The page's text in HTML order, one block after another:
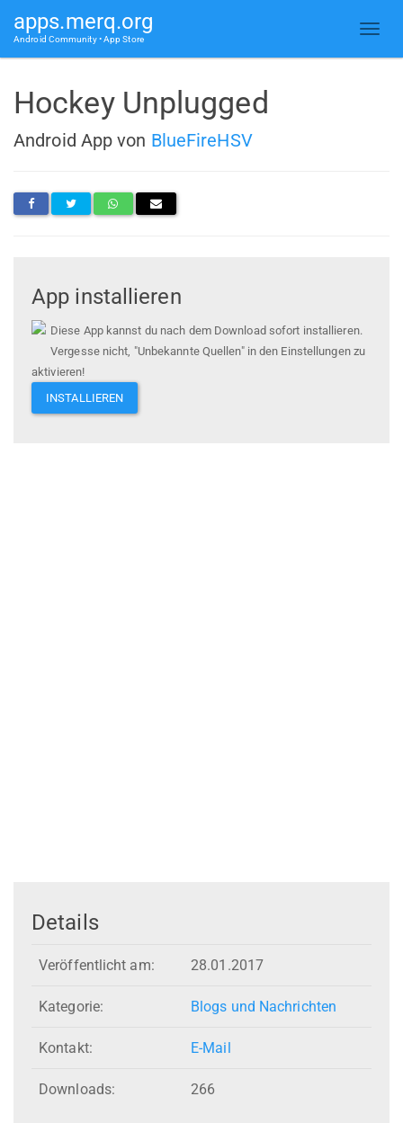
apps.merq.org
Android Community • App Store
Hockey Unplugged
Android App von BlueFireHSV
App installieren
Diese App kannst du nach dem Download sofort installieren.
Vergesse nicht, "Unbekannte Quellen" in den Einstellungen zu
aktivieren!
INSTALLIEREN
Details
Veröffentlicht am: 28.01.2017
Kategorie: Blogs und Nachrichten
Kontakt: E-Mail
Downloads: 266